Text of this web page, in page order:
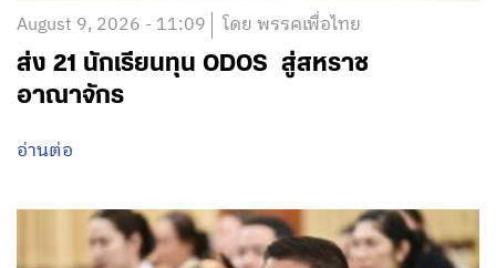
August 9, 2026 - 11:09 โดย พรรคเพื่อไทย
ส่ง 21 นักเรียนทุน ODOS สู่สหราช
อาณาจักร
อ่านต่อ